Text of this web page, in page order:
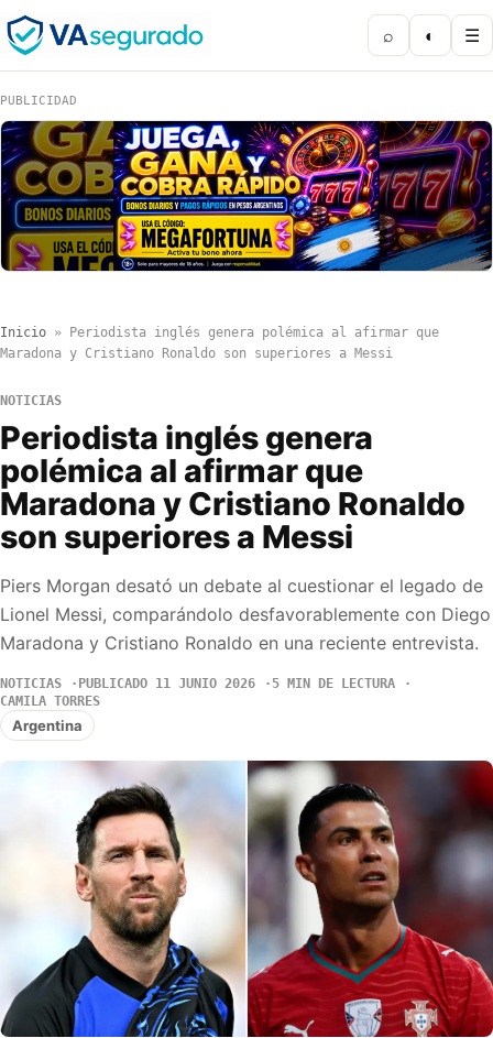
⌕ ◐ ☰
PUBLICIDAD
Inicio »
Periodista inglés genera polémica al afirmar que
Maradona y Cristiano Ronaldo son superiores a Messi
NOTICIAS
Periodista inglés genera
polémica al afirmar que
Maradona y Cristiano Ronaldo
son superiores a Messi
Piers Morgan desató un debate al cuestionar el legado de
Lionel Messi, comparándolo desfavorablemente con Diego
Maradona y Cristiano Ronaldo en una reciente entrevista.
NOTICIAS PUBLICADO 11 JUNIO 2026
5 MIN DE LECTURA
CAMILA TORRES
Argentina